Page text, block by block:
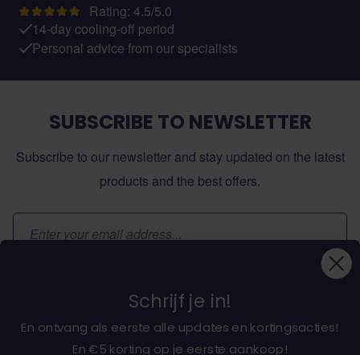
Rating: 4.5/5.0
14-day cooling-off period
Personal advice from our specialists
SUBSCRIBE TO NEWSLETTER
Subscribe to our newsletter and stay updated on the latest
products and the best offers.
Email Address
Schrijf je in!
En ontvang als eerste alle updates en kortingsacties!
En €5 korting op je eerste aankoop!